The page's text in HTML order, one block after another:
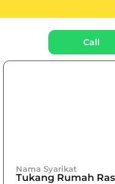
Call
Nama Syarikat
Tukang Rumah